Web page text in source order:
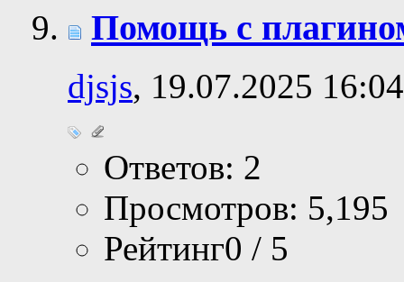
Помощь с
djsjs, 19.07.2025 16:04
Ответов: 2
Просмотров: 5,195
Рейтинг0 / 5